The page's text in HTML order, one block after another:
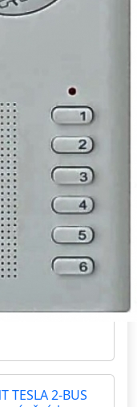
TESLA 2-BUS